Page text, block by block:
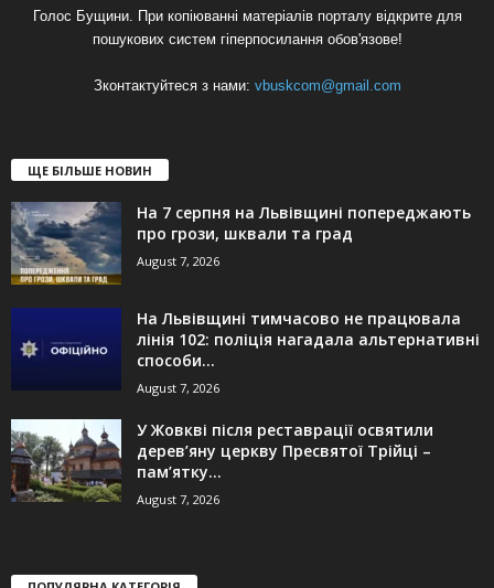
Голос Бущини. При копіюванні матеріалів порталу відкрите для
пошукових систем гіперпосилання обов'язове!
Зконтактуйтеся з нами: vbuskcom@gmail.com
ЩЕ БІЛЬШЕ НОВИН
На 7 серпня на Львівщині попереджають
про грози, шквали та град
August 7, 2026
На Львівщині тимчасово не працювала
лінія 102: поліція нагадала альтернативні
способи...
August 7, 2026
У Жовкві після реставрації освятили
дерев’яну церкву Пресвятої Трійці –
пам’ятку...
August 7, 2026